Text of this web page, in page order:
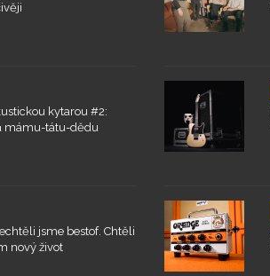
kytarou #2:
mámu-tátu-dědu
jsme bestof. Chtěli
nový život